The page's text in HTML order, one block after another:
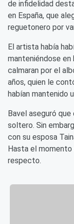
de infidelidad
en España, que
reguetonero por
El artista había
manteniéndose en
calmaran por el
años, quien le
habían mantenido
Bavel aseguró
soltero. Sin
con su esposa
Hasta el momento
respecto.